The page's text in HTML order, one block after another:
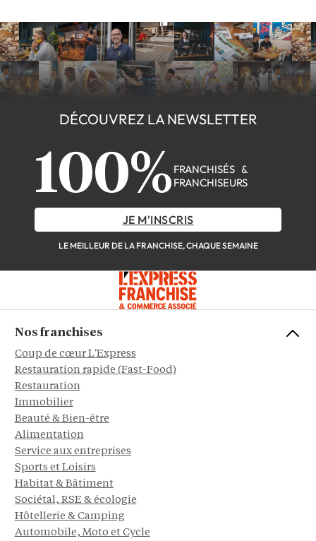
DÉCOUVREZ LA NEWSLETTER
100% FRANCHISÉS &
FRANCHISEURS
JE M'INSCRIS
LE MEILLEUR DE LA FRANCHISE, CHAQUE SEMAINE
Nos franchises
Coup de cœur L'Express
Restauration rapide (Fast-Food)
Restauration
Immobilier
Beauté & Bien-être
Alimentation
Service aux entreprises
Sports et Loisirs
Habitat & Bâtiment
Sociétal, RSE & écologie
Hôtellerie & Camping
Automobile, Moto et Cycle